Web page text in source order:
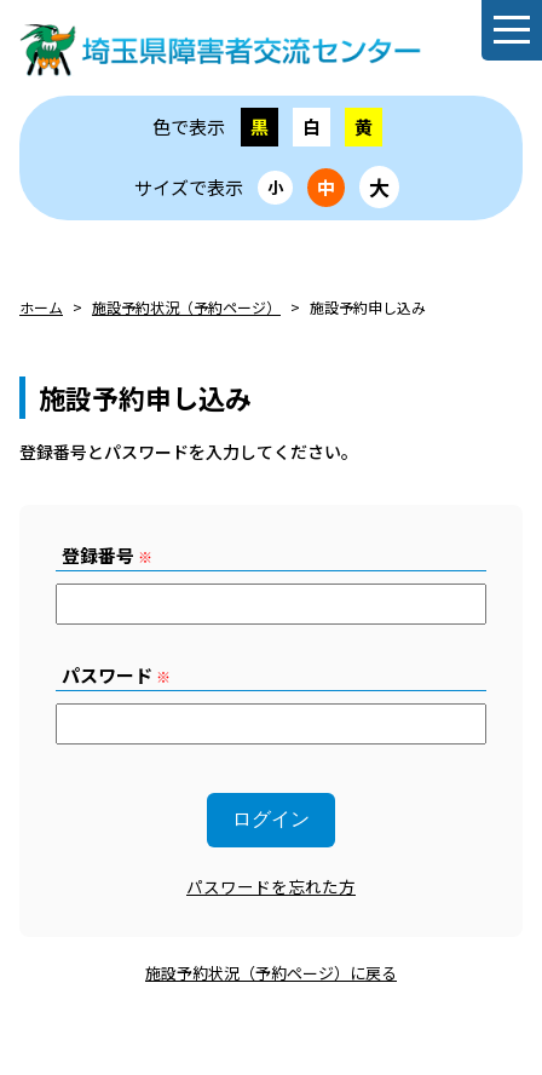
色で表示 黒 白 黄
サイズで表示 小 中 大
ホーム 施設予約状況（予約ページ） 施設予約申し込み
施設予約申し込み
登録番号とパスワードを⼊⼒してください。
登録番号 ※
パスワード ※
パスワードを忘れた方
施設予約状況（予約ページ）に戻る